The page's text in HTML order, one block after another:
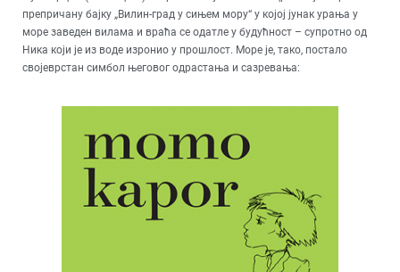
препричану бајку „Вилин-град у сињем мору“ у којој јунак урања у
море заведен вилама и враћа се одатле у будућност – супротно од
Ника који је из воде изронио у прошлост. Море је, тако, постало
својеврстан симбол његовог одрастања и сазревања: